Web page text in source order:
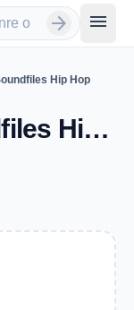
arrow_forward menu
Hip Hop
N-JOY - Soundfiles Hip Hop - Hamburg